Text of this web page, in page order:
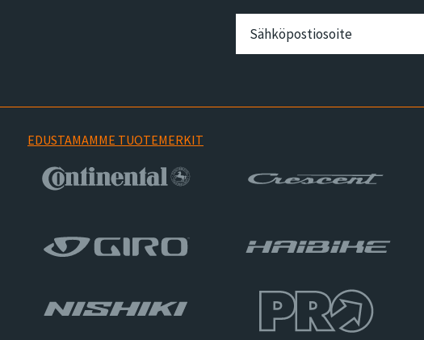
EDUSTAMAMME TUOTEMERKIT